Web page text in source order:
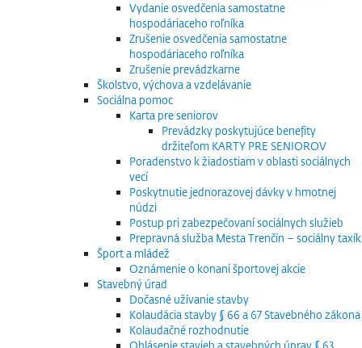
Vydanie osvedčenia samostatne
hospodáriaceho roľníka
Zrušenie osvedčenia samostatne
hospodáriaceho roľníka
Zrušenie prevádzkarne
Školstvo, výchova a vzdelávanie
Sociálna pomoc
Karta pre seniorov
Prevádzky poskytujúce benefity
držiteľom KARTY PRE SENIOROV
Poradenstvo k žiadostiam v oblasti sociálnych
vecí
Poskytnutie jednorazovej dávky v hmotnej
núdzi
Postup pri zabezpečovaní sociálnych služieb
Prepravná služba Mesta Trenčín – sociálny taxík
Šport a mládež
Oznámenie o konaní športovej akcie
Stavebný úrad
Dočasné užívanie stavby
Kolaudácia stavby § 66 a 67 Stavebného zákona
Kolaudačné rozhodnutie
Ohlásenie stavieb a stavebných úprav § 63